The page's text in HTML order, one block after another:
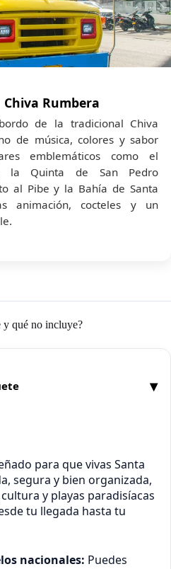
Rumbera
de la tradicional Chiva
de música, colores y sabor
emblemáticos como el
la Quinta de San Pedro
al Pibe y la Bahía de Santa
animación, cocteles y un
y qué no incluye?
▾
para que vivas Santa
segura y bien organizada,
y playas paradisíacas
tu llegada hasta tu
nacionales: Puedes